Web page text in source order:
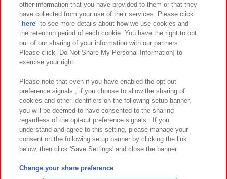
関連会社 サステナビリティ サイトポリシー
プライバシーポリシー ウェブアクセシビリティ方針と検証結果
お取引先さまとともに
カスタマーハラスメント対応方針 よくあるご質問・お問い合わせ
©Bandai Namco Amusement Inc.
©Bandai Namco Amusement Lab Inc.
other information that you have provided to them or that they
have collected from your use of their services. Please click
" here" to see more details about how we use cookies and
the retention period of each cookie. You have the right to opt
out of our sharing of your information with our partners.
Please click [Do Not Share My Personal Information] to
exercise your right.
Please note that even if you have enabled the opt-out
preference signals , if you choose to allow the sharing of
cookies and other identifiers on the following setup banner,
you will be deemed to have consented to the sharing
regardless of the opt-out preference signals . If you
understand and agree to this setting, please manage your
consent on the following setup banner by clicking the link
below, then click 'Save Settings' and close the banner.
Change your share preference